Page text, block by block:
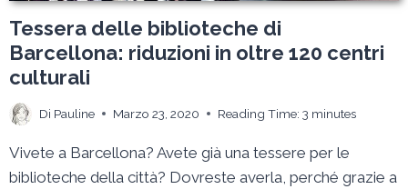
Tessera delle biblioteche di
Barcellona: riduzioni in oltre 120 centri
culturali
Di Pauline Marzo 23, 2020 Reading Time: 3 minutes
Vivete a Barcellona? Avete già una tessere per le
biblioteche della città? Dovreste averla, perché grazie a